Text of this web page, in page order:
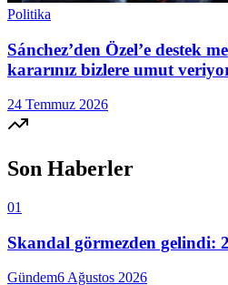
Politika
Sánchez’den Özel’e destek
kararınız bizlere umut
24 Temmuz 2026
Son Haberler
01
Skandal görmezden gelindi:
Gündem6 Ağustos 2026